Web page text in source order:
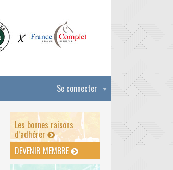
Se connecter
Les bonnes raisons
d’adhérer
DEVENIR MEMBRE